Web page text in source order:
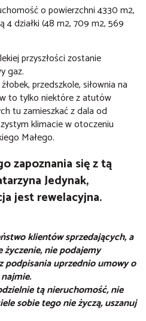
o powierzchni 4330 m2,
4 działki (48 m2, 709 m2, 569
przyszłości zostanie
gaz.
przedszkole, siłownia na
to tylko niektóre z atutów
tu zamieszkać z dala od
klimacie w otoczeniu
Małego.
zapoznania się z tą
Jedynak,
jest rewelacyjna.
klientów sprzedających, a
nie podajemy
podpisania uprzednio umowy o
tą nieruchomość, nie
sobie tego nie życzą, uszanuj